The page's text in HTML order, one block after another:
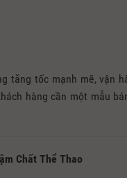
tăng tốc mạnh mẽ, vận
hàng cần một mẫu
Chất Thể Thao